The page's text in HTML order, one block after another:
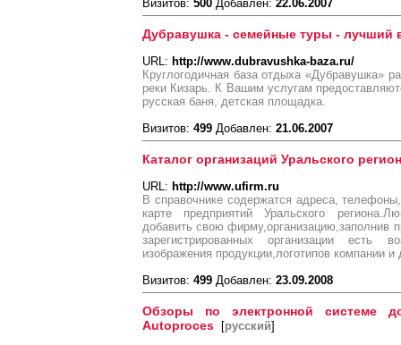
Визитов: 500 Добавлен: 22.06.2007
Дубравушка - семейные туры - лучший
URL: http://www.dubravushka-baza.ru/
Круглогодичная база отдыха «Дубравушка»
реки Кизарь. К Вашим услугам
русская баня, детская площадка.
Визитов: 499 Добавлен: 21.06.2007
Каталог организаций Уральского
URL: http://www.ufirm.ru
В справочнике содержатся адреса,
карте предприятий Уральского
добавить свою фирму,организацию,заполнив
зарегистрированных организации есть
изображения продукции,логотипов компании и
Визитов: 499 Добавлен: 23.09.2008
Обзоры по электронной системе
Autoproces [русский]